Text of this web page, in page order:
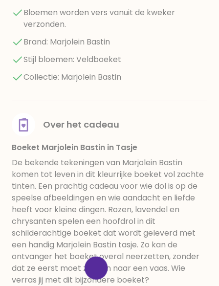
Bloemen worden vers vanuit de kweker
verzonden.
Brand: Marjolein Bastin
Stijl bloemen: Veldboeket
Collectie: Marjolein Bastin
Over het cadeau
Boeket Marjolein Bastin in Tasje
De bekende tekeningen van Marjolein Bastin
komen tot leven in dit kleurrijke boeket vol zachte
tinten. Een prachtig cadeau voor wie dol is op de
speelse afbeeldingen en wie aandacht en liefde
heeft voor kleine dingen. Rozen, lavendel en
chrysanten spelen een hoofdrol in dit
schilderachtige boeket dat wordt geleverd met
een handig Marjolein Bastin tasje. Zo kan de
ontvanger het boeket overal neerzetten, zonder
dat ze eerst moet zoeken naar een vaas. Wie
verras jij met dit bijzondere boeket?